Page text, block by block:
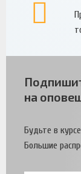
на
Будьте в
Большие